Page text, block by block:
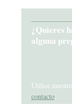
¿Quieres
alguna
Utilice nuestro
contacto.